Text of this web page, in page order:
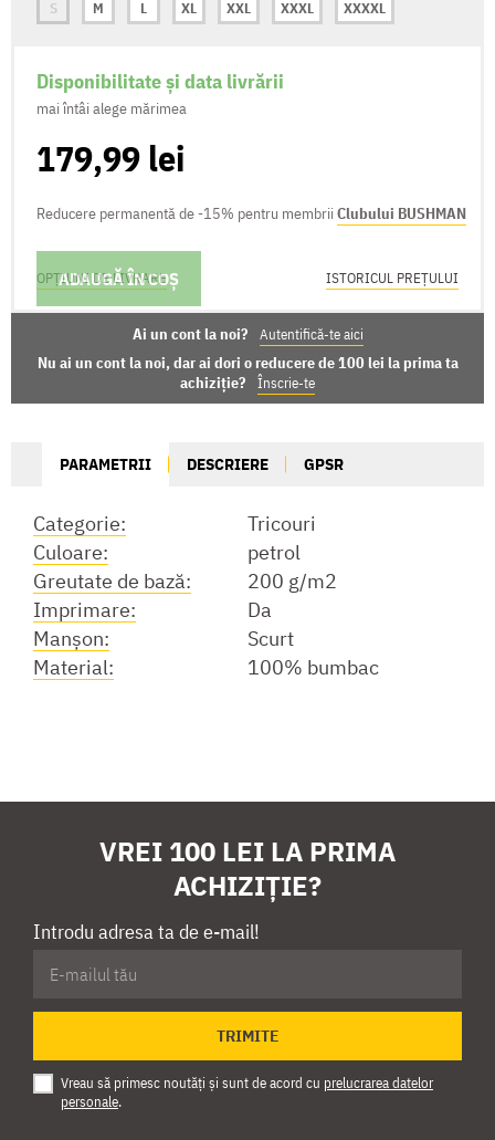
S
M L XL XXL XXXL XXXXL
Disponibilitate și data livrării
mai întâi alege mărimea
179,99 lei
Reducere permanentă de -15% pentru membrii Clubului BUSHMAN
ADAUGĂ ÎN COȘ
OPȚIUNI DE LIVRARE ISTORICUL PREȚULUI
Ai un cont la noi? Autentifică-te aici
Nu ai un cont la noi, dar ai dori o reducere de 100 lei la prima ta
achiziție?
Înscrie-te
PARAMETRII DESCRIERE GPSR
Categorie:
Tricouri
Culoare:
petrol
Greutate de bază:
200 g/m2
Imprimare:
Da
Manşon:
Scurt
Material:
100% bumbac
VREI 100 LEI LA PRIMA
ACHIZIȚIE?
Introdu adresa ta de e-mail!
TRIMITE
Vreau să primesc noutăți și sunt de acord cu prelucrarea datelor
personale.